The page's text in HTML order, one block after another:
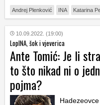
Andrej Plenković INA Katarina
10.09.2022. (19:00)
LopINA, šok i vjeverica
Ante Tomić: Je li
to što nikad ni o
pojma?